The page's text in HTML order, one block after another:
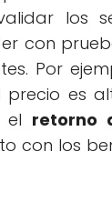
los
con
Por
precio es
el retorno
con los